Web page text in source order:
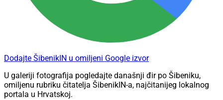
Dodajte ŠibenikIN u omiljeni Google izvor
U galeriji fotografija pogledajte današnji đir po Šibeniku,
omiljenu rubriku čitatelja ŠibenikIN-a, najčitanijeg lokalnog
portala u Hrvatskoj.